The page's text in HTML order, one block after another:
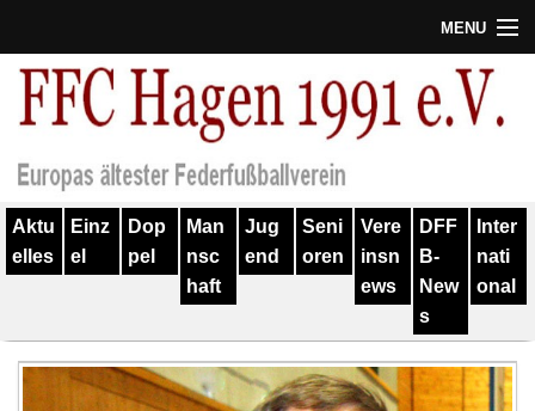
MENU
Termine
Verein
Geschichte
Training
Aktu
elles
Einz
el
Dop
pel
Man
nsc
haft
Jug
end
Seni
oren
Vere
insn
ews
DFF
B-
New
s
Inter
nati
onal